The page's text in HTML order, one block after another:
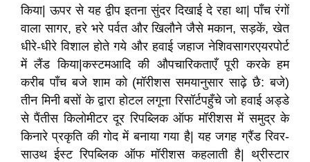
किया| ऊपर से यह द्वीप इतना सुंदर दिखाई दे रहा था| पाँच रंगों
वाला सागर, हरे भरे पर्वत और खिलौने जैसे मकान, सड़कें, खेत
धीरे-धीरे विशाल होते गये और हवाई जहाज नेशिवसागरएयरपोर्ट
में लैंड किया|कस्टमआदि की औपचारिकताएँ पूरी करके हम
करीब पाँच बजे शाम को (मॉरीशस समयानुसार साढ़े छै: बजे)
तीन मिनी बसों के द्वारा होटल लगूना रिसॉर्टपहुँचे जो हवाई अड्डे
से पैंतीस किलोमीटर दूर रिपब्लिक ऑफ मॉरीशस में समुद्र के
किनारे प्रकृति की गोद में बनाया गया है| यह जगह ग्रैंड रिवर-
साउथ ईस्ट रिपब्लिक ऑफ मॉरीशस कहलाती है| थ्रीस्टार